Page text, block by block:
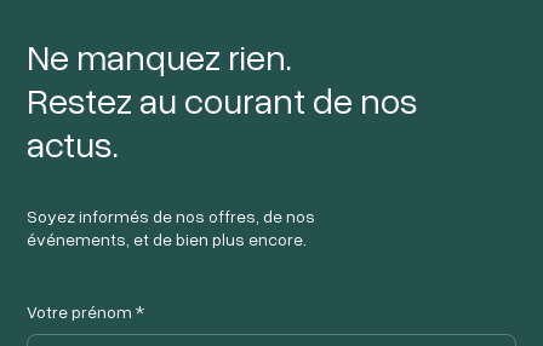
Ne manquez rien.
Restez au courant de nos
actus.
Soyez informés de nos offres, de nos
événements, et de bien plus encore.
Votre prénom *